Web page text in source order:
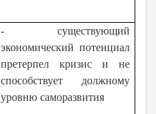
- существующий
экономический потенциал
претерпел кризис и не
способствует должному
уровню саморазвития